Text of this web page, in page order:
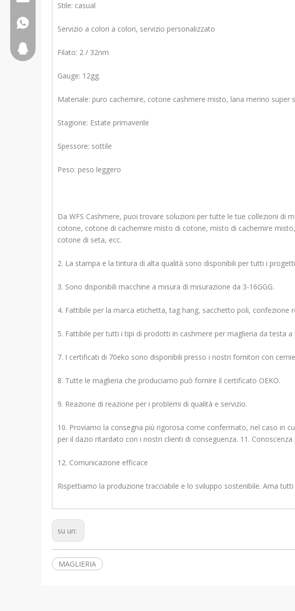
Stile: casual
Servizio a colori a colori, servizio personalizzato
Filato: 2 / 32nm
Gauge: 12gg.
Materiale: puro cachemire, cotone cashmere misto, lana merino super
Stagione: Estate primaverile
Spessore: sottile
Peso: peso leggero
Da WFS Cashmere, puoi trovare soluzioni per tutte le tue collezioni di
cotone, cotone di cachemire misto di cotone, misto di cachemire
cotone di seta, ecc.
2. La stampa e la tintura di alta qualità sono disponibili per tutti i
3. Sono disponibili macchine a misura di misurazione da 3-16GGG.
4. Fattibile per la marca etichetta, tag hang, sacchetto poli, confezione
5. Fattibile per tutti i tipi di prodotti in cashmere per maglieria da testa
7. I certificati di 70eko sono disponibili presso i nostri fornitori con
8. Tutte le maglieria che produciamo può fornire il certificato OEKO.
9. Reazione di reazione per i problemi di qualità e servizio.
10. Proviamo la consegna più rigorosa come confermato, nel caso in
per il dazio ritardato con i nostri clienti di conseguenza. 11.
12. Comunicazione efficace
Rispettiamo la produzione tracciabile e lo sviluppo sostenibile. Ama
su un:
MAGLIERIA
2917611817